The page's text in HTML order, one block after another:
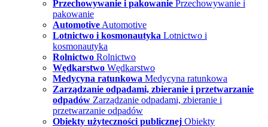
Przechowywanie i pakowanie Przechowywanie i
pakowanie
Automotive Automotive
Lotnictwo i kosmonautyka Lotnictwo i
kosmonautyka
Rolnictwo Rolnictwo
Wędkarstwo Wędkarstwo
Medycyna ratunkowa Medycyna ratunkowa
Zarządzanie odpadami, zbieranie i przetwarzanie
odpadów Zarządzanie odpadami, zbieranie i
przetwarzanie odpadów
Obiekty użyteczności publicznej Obiekty